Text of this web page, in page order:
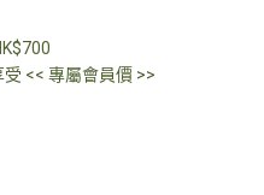
<< 專屬會員價 >>